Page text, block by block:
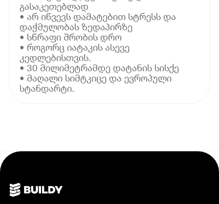
გასაკეთებლად
• არ იწვევს დამატებით სტრესს და
დაჭმულობას ზედაპირზე
• სწრაფი შრობის დრო
• როგორც იატაკის ასევე
კედლებისთვის.
• 30 მილიმეტრამდე დატანის სისქე
• მაღალი სიმტკიცე და ევროპული
სტანდარტი.